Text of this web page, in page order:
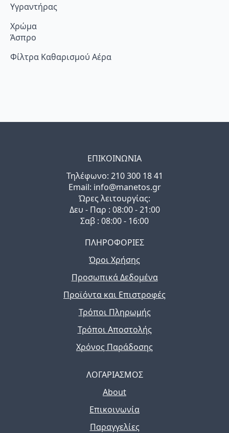
Υγραντήρας
Χρώμα
Άσπρο
Φίλτρα Καθαρισμού Αέρα
ΕΠΙΚΟΙΝΩΝΙΑ
Τηλέφωνo: 210 300 18 41
Email: info@manetos.gr
Ώρες λειτουργίας:
Δευ - Παρ : 08:00 - 21:00
Σαβ : 08:00 - 16:00
ΠΛΗΡΟΦΟΡΙΕΣ
Όροι Χρήσης
Προσωπικά Δεδομένα
Προϊόντα και Επιστροφές
Τρόποι Πληρωμής
Τρόποι Αποστολής
Χρόνος Παράδοσης
ΛΟΓΑΡΙΑΣΜΟΣ
About
Επικοινωνία
Παραγγελίες